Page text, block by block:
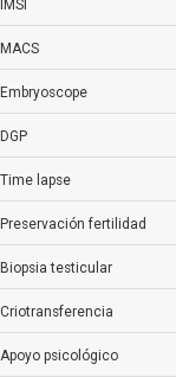
IMSI
MACS
Embryoscope
DGP
Time lapse
Preservación fertilidad
Biopsia testicular
Criotransferencia
Apoyo psicológico